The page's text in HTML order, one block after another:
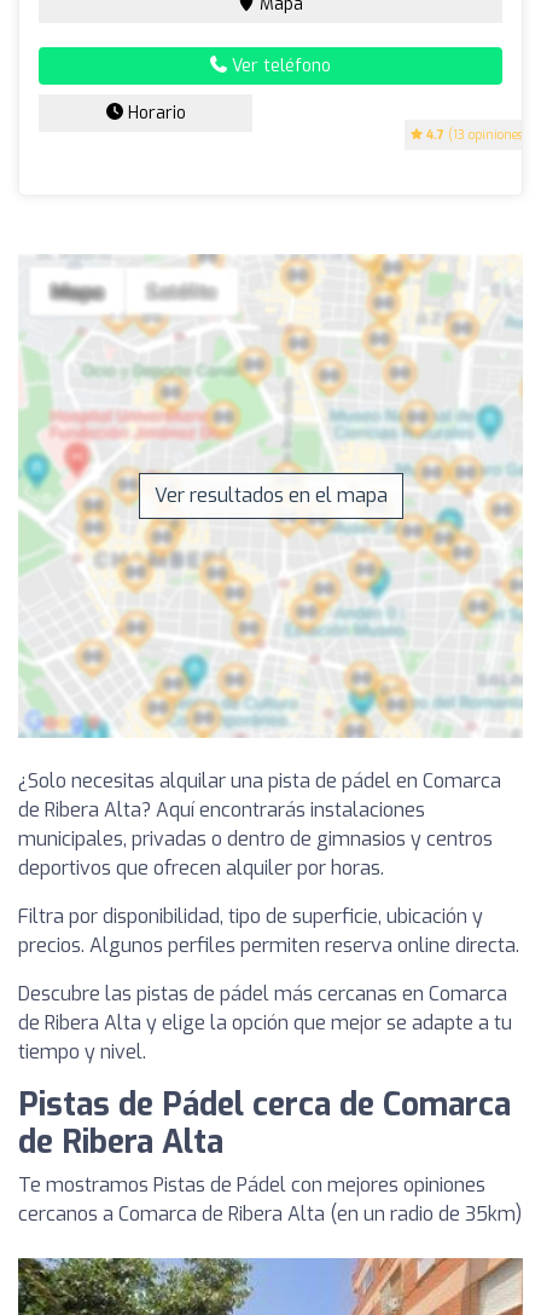
4.7 (13 opiniones)
Ver teléfono
Horario
Ver resultados en el mapa
¿Solo necesitas alquilar una pista de pádel en Comarca
de Ribera Alta? Aquí encontrarás instalaciones
municipales, privadas o dentro de gimnasios y centros
deportivos que ofrecen alquiler por horas.
Filtra por disponibilidad, tipo de superficie, ubicación y
precios. Algunos perfiles permiten reserva online directa.
Descubre las pistas de pádel más cercanas en Comarca
de Ribera Alta y elige la opción que mejor se adapte a tu
tiempo y nivel.
Pistas de Pádel cerca de Comarca
de Ribera Alta
Te mostramos Pistas de Pádel con mejores opiniones
cercanos a Comarca de Ribera Alta (en un radio de 35km)